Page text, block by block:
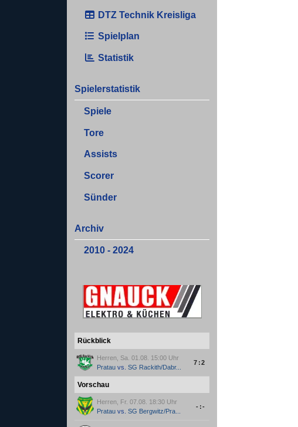
DTZ Technik Kreisliga
Spielplan
Statistik
Spielerstatistik
Spiele
Tore
Assists
Scorer
Sünder
Archiv
2010 - 2024
Rückblick
Herren, Sa. 01.08. 15:00 Uhr
Pratauvs. SG Rackith/Dabr...
7:2
Vorschau
Herren, Fr. 07.08. 18:30 Uhr
Pratauvs. SG Bergwitz/Pra...
-:-